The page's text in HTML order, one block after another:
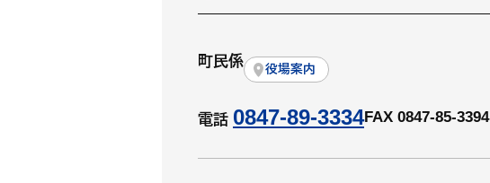
町民係 役場案内
電話 0847-89-3334FAX 0847-85-3394